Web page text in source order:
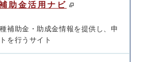
助金活用ナビ
補助金・助成金情報を提供し、申
を行うサイト